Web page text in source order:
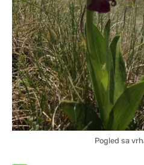
Pogled sa